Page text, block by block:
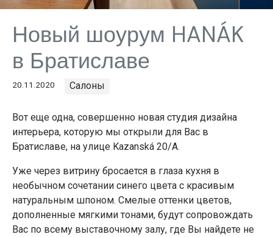
Новый шоурум HANÁK
в Братиславе
20.11.2020 Салоны
Вот еще одна, совершенно новая студия дизайна
интерьера, которую мы открыли для Вас в
Братиславе, на улице Kazanská 20/А.
Уже через витрину бросается в глаза кухня в
необычном сочетании синего цвета с красивым
натуральным шпоном. Смелые оттенки цветов,
дополненные мягкими тонами, будут сопровождать
Вас по всему выставочному залу, где Вы найдете не